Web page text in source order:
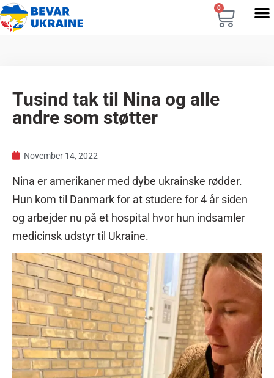
0
Tusind tak til Nina og alle
andre som støtter
November 14, 2022
Nina er amerikaner med dybe ukrainske rødder.
Hun kom til Danmark for at studere for 4 år siden
og arbejder nu på et hospital hvor hun indsamler
medicinsk udstyr til Ukraine.